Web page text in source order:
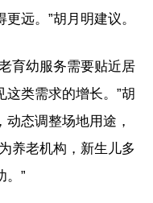
远。”胡月明建议。
育幼服务需要贴近居
类需求的增长。”胡
态调整场地用途，
养老机构，新生儿多
。”